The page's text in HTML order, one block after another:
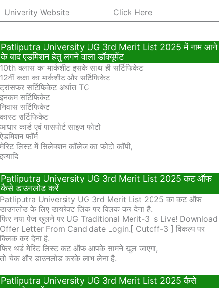
Univerity Website
Click Here
Patliputra University UG 3rd Merit List 2025 में नाम आने
के बाद एडमिशन हेतु लगने वाला डॉक्यूमेंट
10th क्लास का मार्कशीट इसके साथ ही सर्टिफिकेट
12वीं कक्षा का मार्कशीट और सर्टिफिकेट
ट्रांसफर सर्टिफिकेट अर्थात TC
इनकम सर्टिफिकेट
निवास सर्टिफिकेट
कास्ट सर्टिफिकेट
आधार कार्ड एवं पासपोर्ट साइज फोटो
ऐडमिशन फॉर्म
मेरिट लिस्ट में सिलेक्शन कॉलेज का फोटो कॉपी,
इत्यादि
Patliputra University UG 3rd Merit List 2025 कट ऑफ
कैसे डाउनलोड करें
Patliputra University UG 3rd Merit List 2025 का कट ऑफ
डाउनलोड के लिए डायरेक्ट लिंक पर क्लिक कर देना है.
फिर नया पेज खुलने पर UG Traditional Merit-3 Is Live! Download
Offer Letter From Candidate Login.[ Cutoff-3 ] विकल्प पर
क्लिक कर देना है.
फिर थर्ड मेरिट लिस्ट कट ऑफ आपके सामने खुल जाएगा,
तो चेक और डाउनलोड करके लाभ लेना है.
Patliputra University UG 3rd Merit List 2025 कैसे